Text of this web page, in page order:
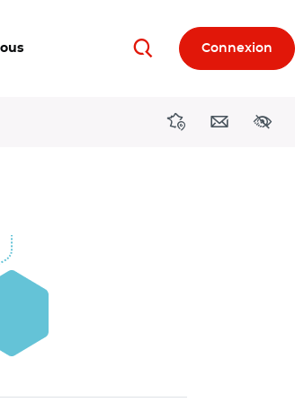
RechercherConnexion
DirectionsContact